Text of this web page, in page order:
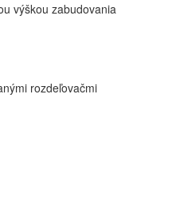
výškou zabudovania
rozdeľovačmi